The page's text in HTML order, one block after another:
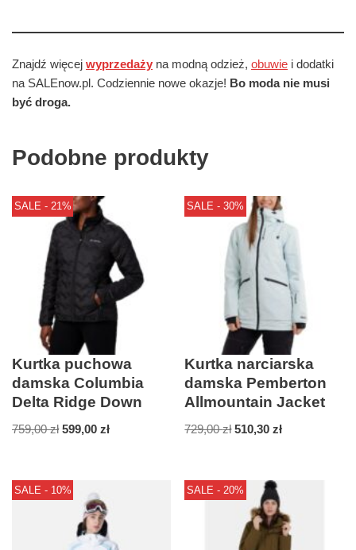
Znajdź więcej wyprzedaży na modną odzież, obuwie i dodatki
na SALEnow.pl. Codziennie nowe okazje! Bo moda nie musi
być droga.
Podobne produkty
SALE - 21%
Kurtka puchowa
damska Columbia
Delta Ridge Down
759,00zł 599,00 zł
SALE - 30%
Kurtka narciarska
damska Pemberton
Allmountain Jacket
729,00zł 510,30zł
SALE - 10% SALE - 20%